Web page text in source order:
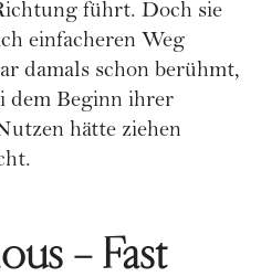
führt. Doch sie
einfacheren Weg
damals schon berühmt,
dem Beginn ihrer
hätte ziehen
– Fast